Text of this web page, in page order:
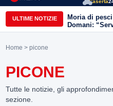
Caserta
ULTIME NOTIZIE
Moria di
Domani:
Home > picone
PICONE
Tutte le notizie, gli
sezione.